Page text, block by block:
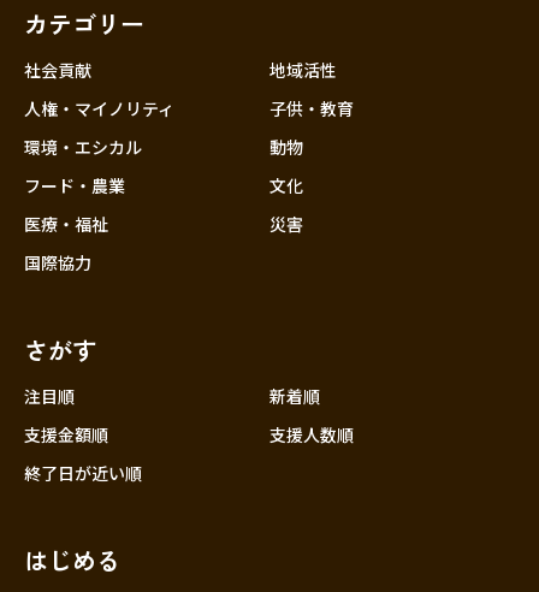
カテゴリー
社会貢献
人権・マイノリティ
環境・エシカル
フード・農業
医療・福祉
国際協力
地域活性
子供・教育
動物
文化
災害
さがす
注目順
新着順
支援金額順
支援人数順
終了日が近い順
はじめる